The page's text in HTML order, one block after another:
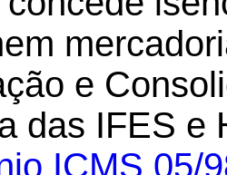
e
das IFES e
ICMS 05/